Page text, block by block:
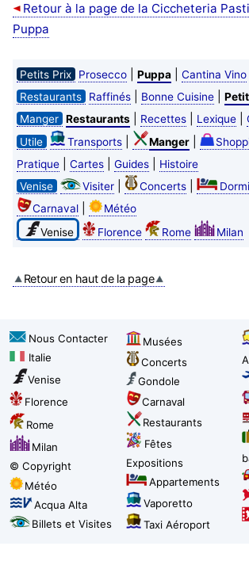
Retour à la page de la Ciccheteria
Puppa
Petits Prix Prosecco| Puppa| Cantina Vino
Restaurants
Raffinés| Bonne Cuisine|
Manger Restaurants| Recettes| Lexique|
Utile
Transports| Manger|
Pratique| Cartes| Guides|
Histoire
Venise
Visiter| Concerts|
Carnaval|
Météo
Venise
Florence Rome Milan
Retour en haut de la page
Nous Contacter
Italie
Venise
Florence
Rome
Milan
© Copyright
Météo
Acqua Alta
Billets et Visites
Musées
Concerts
Gondole
Carnaval
Restaurants
Fêtes
Expositions
Appartements
Vaporetto
Taxi Aéroport